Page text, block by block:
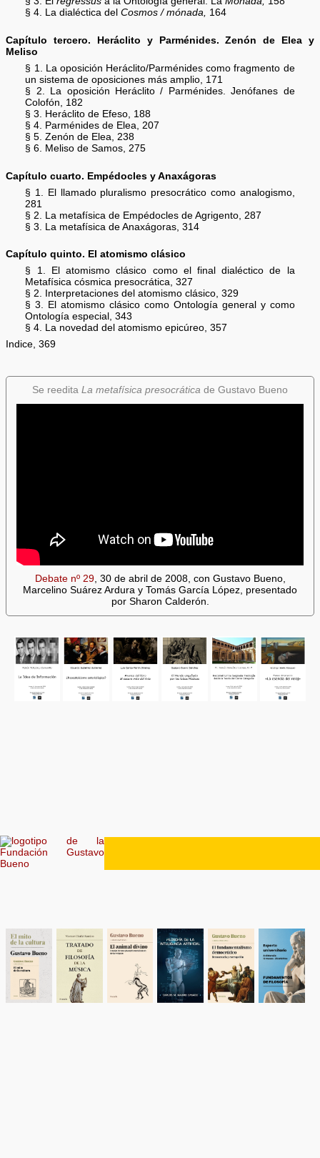
§ 4. La dialéctica delCosmos / mónada, 164
Capítulo tercero. Heráclito y Parménides. Zenón de Elea y
Meliso
§ 1. La oposición Heráclito/Parménides como fragmento de
un sistema de oposiciones más amplio, 171
§ 2. La oposición Heráclito / Parménides. Jenófanes de
Colofón, 182
§ 3. Heráclito de Efeso, 188
§ 4. Parménides de Elea, 207
§ 5. Zenón de Elea, 238
§ 6. Meliso de Samos, 275
Capítulo cuarto. Empédocles y Anaxágoras
§ 1. El llamado pluralismo presocrático como analogismo,
281
§ 2. La metafísica de Empédocles de Agrigento, 287
§ 3. La metafísica de Anaxágoras, 314
Capítulo quinto. El atomismo clásico
§ 1. El atomismo clásico como el final dialéctico de la
Metafísica cósmica presocrática, 327
§ 2. Interpretaciones del atomismo clásico, 329
§ 3. El atomismo clásico como Ontología general y como
Ontología especial, 343
§ 4. La novedad del atomismo epicúreo, 357
Indice, 369
Se reedita La metafísica presocrática de Gustavo Bueno
Debate nº 29, 30 de abril de 2008, con Gustavo Bueno,
Marcelino Suárez Ardura y Tomás García López, presentado
por Sharon Calderón.